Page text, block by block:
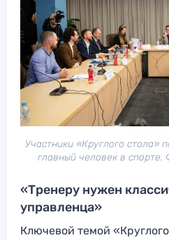
Участники «Круглого стола»
главный человек в
«Тренеру нужен
управленца»
Ключевой темой